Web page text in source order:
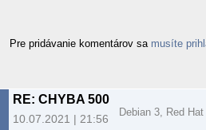
Pre pridávanie komentárov sa musíte
RE: CHYBA 500
10.07.2021 | 21:56
Debian 3, Red